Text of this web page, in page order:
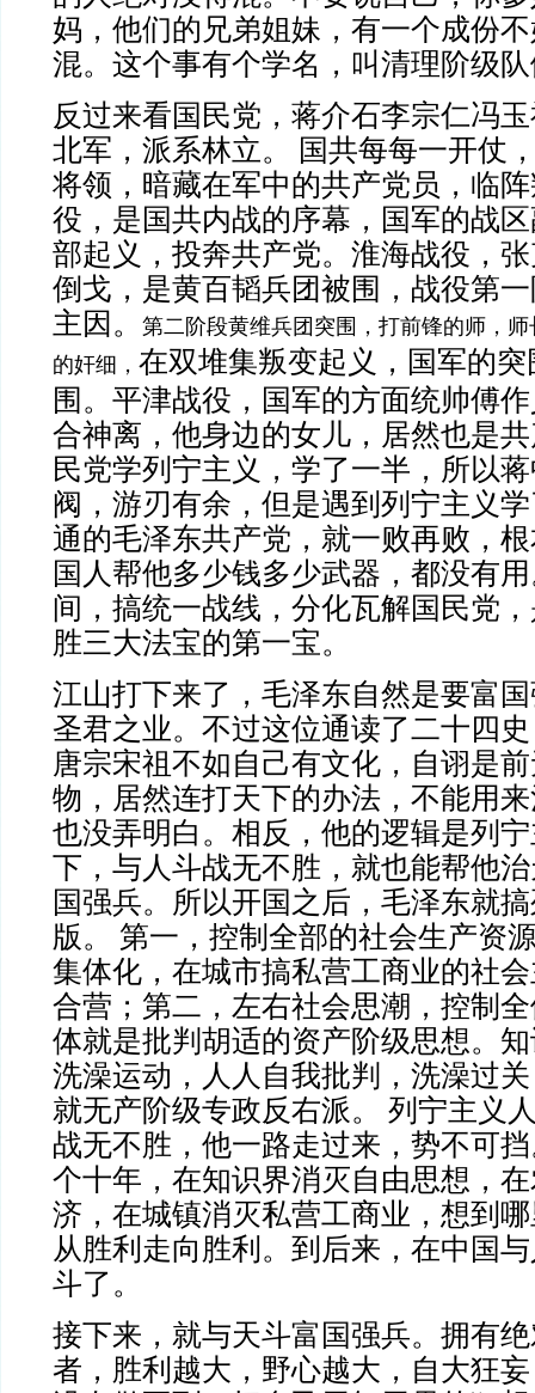
妈，他们的兄弟姐妹，有一个成份
混。这个事有个学名，叫清理阶级
反过来看国民党，蒋介石李宗仁冯
北军，派系林立。
国共每每一开仗
将领，暗藏在军中的共产党员，临
役，是国共内战的序幕，国军的战
部起义，投奔共产党。淮海战役，
倒戈，是黄百韬兵团被围，战役第
主因。
第二阶段黄维兵团突围，打前锋的师，
的奸细， 在双堆集叛变起义，国军的
围。平津战役，国军的方面统帅傅
合神离，他身边的女儿，居然也是
民党学列宁主义，学了一半，所以
阀，游刃有余，但是遇到列宁主义
通的毛泽东共产党，就一败再败，
国人帮他多少钱多少武器，都没有
间，搞统一战线，分化瓦解国民党
胜三大法宝的第一宝。
江山打下来了，毛泽东自然是要富
圣君之业。不过这位通读了二十四
唐宗宋祖不如自己有文化，自诩是
物，居然连打天下的办法，不能用
也没弄明白。相反，他的逻辑是列
下，与人斗战无不胜，就也能帮他
国强兵。所以开国之后，毛泽东就
版。
第一，控制全部的社会生产资
集体化，在城市搞私营工商业的社
合营；第二，左右社会思潮，控制
体就是批判胡适的资产阶级思想。
洗澡运动，人人自我批判，洗澡过
就无产阶级专政反右派。
列宁主义
战无不胜，他一路走过来，势不可
个十年，在知识界消灭自由思想，
济，在城镇消灭私营工商业，想到
从胜利走向胜利。到后来，在中国
斗了。
接下来，就与天斗富国强兵。拥有
者，胜利越大，野心越大，自大狂